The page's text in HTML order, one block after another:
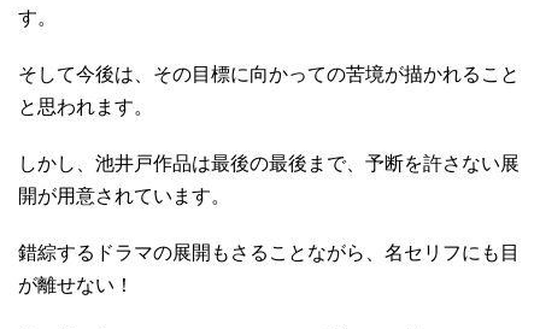
す。
そして今後は、その目標に向かっての苦境が描かれること
と思われます。
しかし、池井戸作品は最後の最後まで、予断を許さない展
開が用意されています。
錯綜するドラマの展開もさることながら、名セリフにも目
が離せない！